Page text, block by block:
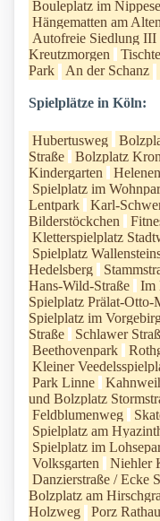
Bouleplatz im
Hängematten am
Autofreie Siedlung III
Kreutzmorgen
Park
An der Schanz
Spielplätze in Köln:
Hubertusweg
Straße
Bolzplatz
Kindergarten
Spielplatz im
Lentpark
Karl-
Bilderstöckchen
Kletterspielplatz
Spielplatz
Hedelsberg
Hans-Wild-Straße
Im
Spielplatz Prälat-Otto-
Spielplatz im
Straße
Schlawer
Beethovenpark
Kleiner
Park Linne
und Bolzplatz
Feldblumenweg
Spielplatz am
Spielplatz im
Volksgarten
Niehler
Danzierstraße / Ecke
Bolzplatz am
Holzweg
Porz